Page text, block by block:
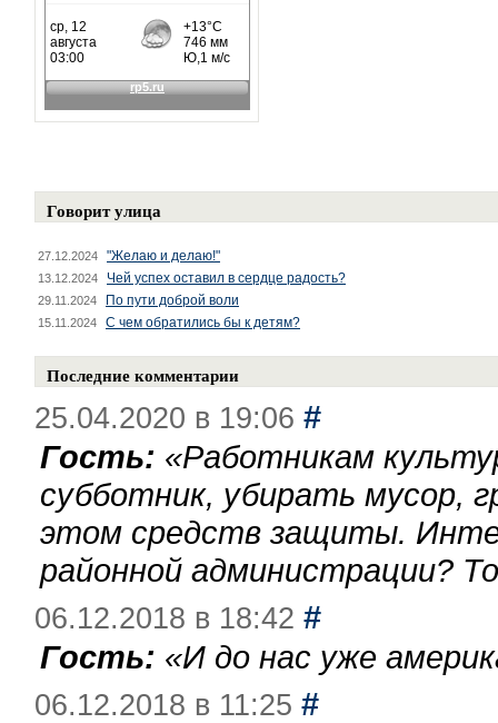
Говорит улица
27.12.2024 "Желаю и делаю!"
13.12.2024 Чей успех оставил в сердце радость?
29.11.2024 По пути доброй воли
15.11.2024 С чем обратились бы к детям?
Последние комментарии
25.04.2020 в 19:06 #
Гость: «Работникам
субботник, убирать мусор,
этом средств защиты.
районной администрации?
06.12.2018 в 18:42 #
Гость: «И до нас уже
06.12.2018 в 11:25 #